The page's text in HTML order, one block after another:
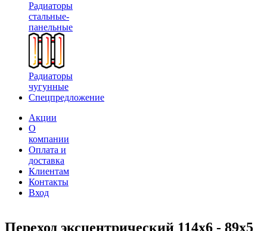
Радиаторы
стальные-
панельные
Радиаторы
чугунные
Спецпредложение
Акции
О
компании
Оплата и
доставка
Клиентам
Контакты
Вход
Переход эксцентрический 114х6 - 89х5